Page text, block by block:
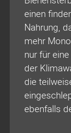
einen
Nahrung,
mehr
nur für
der
die
ebenfalls